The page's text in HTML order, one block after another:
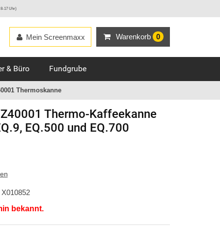
17 Uhr)
Warenkorb 0
Mein Screenmaxx
& Büro Fundgrube
Thermoskanne
Thermo-Kaffeekanne
EQ.500 und EQ.700
X010852
bekannt.